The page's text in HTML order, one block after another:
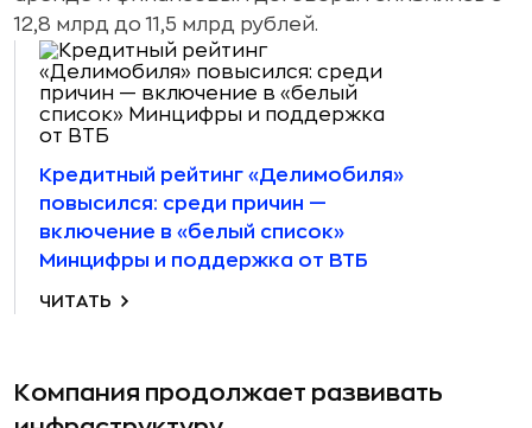
12,8 млрд до 11,5 млрд рублей.
Кредитный рейтинг «Делимобиля»
повысился: среди причин —
включение в «белый список»
Минцифры и поддержка от ВТБ
ЧИТАТЬ
Компания продолжает развивать